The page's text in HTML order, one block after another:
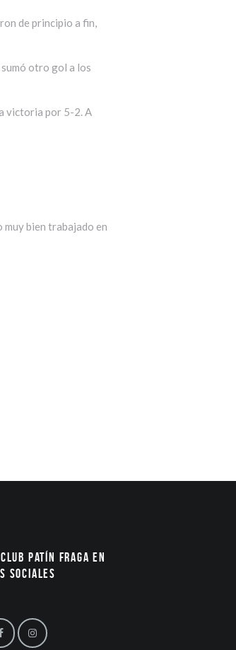
de principio a fin,
otro gol a los
victoria por 5-2. A
bien trabajado en
Patín Fraga en
sociales